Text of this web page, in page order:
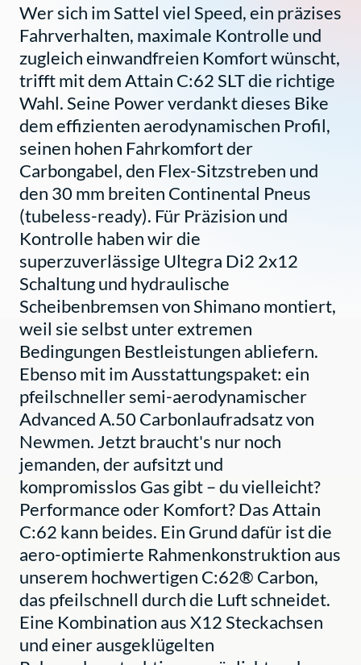
Wer sich im Sattel viel Speed, ein präzises
Fahrverhalten, maximale Kontrolle und
zugleich einwandfreien Komfort wünscht,
trifft mit dem Attain C:62 SLT die richtige
Wahl. Seine Power verdankt dieses Bike
dem effizienten aerodynamischen Profil,
seinen hohen Fahrkomfort der
Carbongabel, den Flex-Sitzstreben und
den 30 mm breiten Continental Pneus
(tubeless-ready). Für Präzision und
Kontrolle haben wir die
superzuverlässige Ultegra Di2 2x12
Schaltung und hydraulische
Scheibenbremsen von Shimano montiert,
weil sie selbst unter extremen
Bedingungen Bestleistungen abliefern.
Ebenso mit im Ausstattungspaket: ein
pfeilschneller semi-aerodynamischer
Advanced A.50 Carbonlaufradsatz von
Newmen. Jetzt braucht's nur noch
jemanden, der aufsitzt und
kompromisslos Gas gibt – du vielleicht?
Performance oder Komfort? Das Attain
C:62 kann beides. Ein Grund dafür ist die
aero-optimierte Rahmenkonstruktion aus
unserem hochwertigen C:62® Carbon,
das pfeilschnell durch die Luft schneidet.
Eine Kombination aus X12 Steckachsen
und einer ausgeklügelten